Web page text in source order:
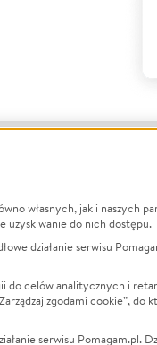
O nas
Opinie
Raporty
Za darmo
własnych, jak i
uzyskiwanie do nich dostępu.
działanie serwisu
do celów analitycznych i
zgodami cookie”,
serwisu Pomagam.pl.